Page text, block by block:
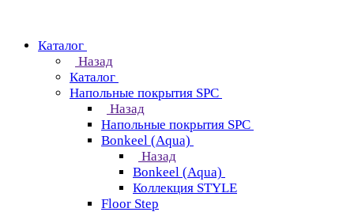
Каталог
Назад
Каталог
Напольные покрытия SPC
Назад
Напольные покрытия SPC
Bonkeel (Aqua)
Назад
Bonkeel (Aqua)
Коллекция STYLE
Floor Step